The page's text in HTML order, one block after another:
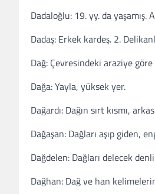
Dadaloğlu: 19. yy. da yaşamış.
Dadaş: Erkek kardeş. 2.
Dağ: Çevresindeki araziye
Dağa: Yayla, yüksek yer.
Dağardı: Dağın sırt kısmı,
Dağaşan: Dağları aşıp giden,
Dağdelen: Dağları delecek
Dağhan: Dağ ve han